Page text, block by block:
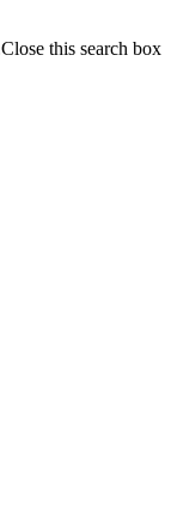
Close this search box.